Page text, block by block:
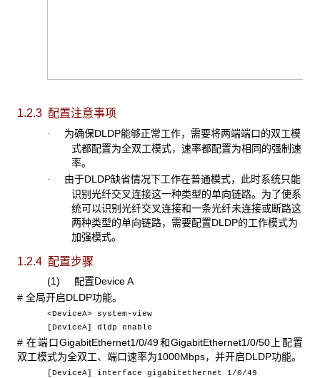
1.2.3 配置注意事项
· 为确保DLDP能够正常工作，需要将两端端口的双工模
式都配置为全双工模式，速率都配置为相同的强制速
率。
· 由于DLDP缺省情况下工作在普通模式，此时系统只能
识别光纤交叉连接这一种类型的单向链路。为了使系
统可以识别光纤交叉连接和一条光纤未连接或断路这
两种类型的单向链路，需要配置DLDP的工作模式为
加强模式。
1.2.4 配置步骤
(1) 配置Device A
# 全局开启DLDP功能。
<DeviceA> system-view
[DeviceA] dldp enable
# 在端口GigabitEthernet1/0/49和GigabitEthernet1/0/50上配置
双工模式为全双工、端口速率为1000Mbps，并开启DLDP功能。
[DeviceA] interface gigabitethernet 1/0/49